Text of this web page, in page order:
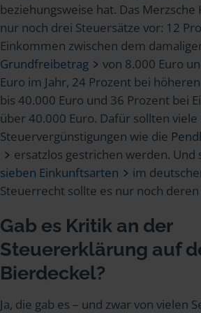
beziehungsweise hat. Das Merzsche
nur noch drei Steuersätze vor: 12
Einkommen zwischen dem
Grundfreibetrag
von 8.000 Euro
Euro im Jahr, 24 Prozent bei
bis 40.000 Euro und 36 Prozent bei
über 40.000 Euro. Dafür sollten viele
Steuervergünstigungen wie die
ersatzlos gestrichen werden. Und
sieben Einkunftsarten
im
Steuerrecht sollte es nur noch
Gab es Kritik an der
Steuererklärung auf
Bierdeckel?
Ja, die gab es – und zwar von vielen